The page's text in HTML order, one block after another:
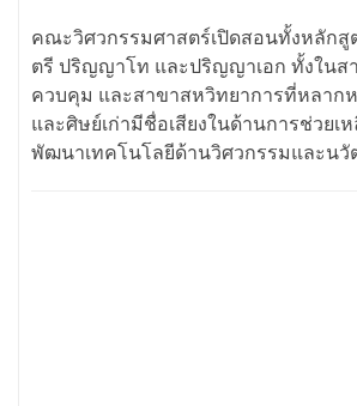
คณะวิศวกรรมศาสตร์เปิดสอนทั้งหลัก
ตรี ปริญญาโท และปริญญาเอก ทั้งในส
ควบคุม และสาขาสหวิทยาการที่หลาก
และศิษย์เก่ามีชื่อเสียงในด้านการช่วยเ
พัฒนาเทคโนโลยีด้านวิศวกรรมและนวั